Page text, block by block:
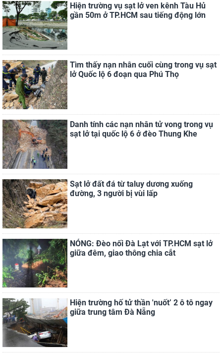
Hiện trường vụ sạt lở ven kênh Tàu Hủ
gần 50m ở TP.HCM sau tiếng động lớn
Tìm thấy nạn nhân cuối cùng trong vụ sạt
lở Quốc lộ 6 đoạn qua Phú Thọ
Danh tính các nạn nhân tử vong trong vụ
sạt lở tại quốc lộ 6 ở đèo Thung Khe
Sạt lở đất đá từ taluy dương xuống
đường, 3 người bị vùi lấp
NÓNG: Đèo nối Đà Lạt với TP.HCM sạt lở
giữa đêm, giao thông chia cắt
Hiện trường hố tử thần 'nuốt’ 2 ô tô ngay
giữa trung tâm Đà Nẵng